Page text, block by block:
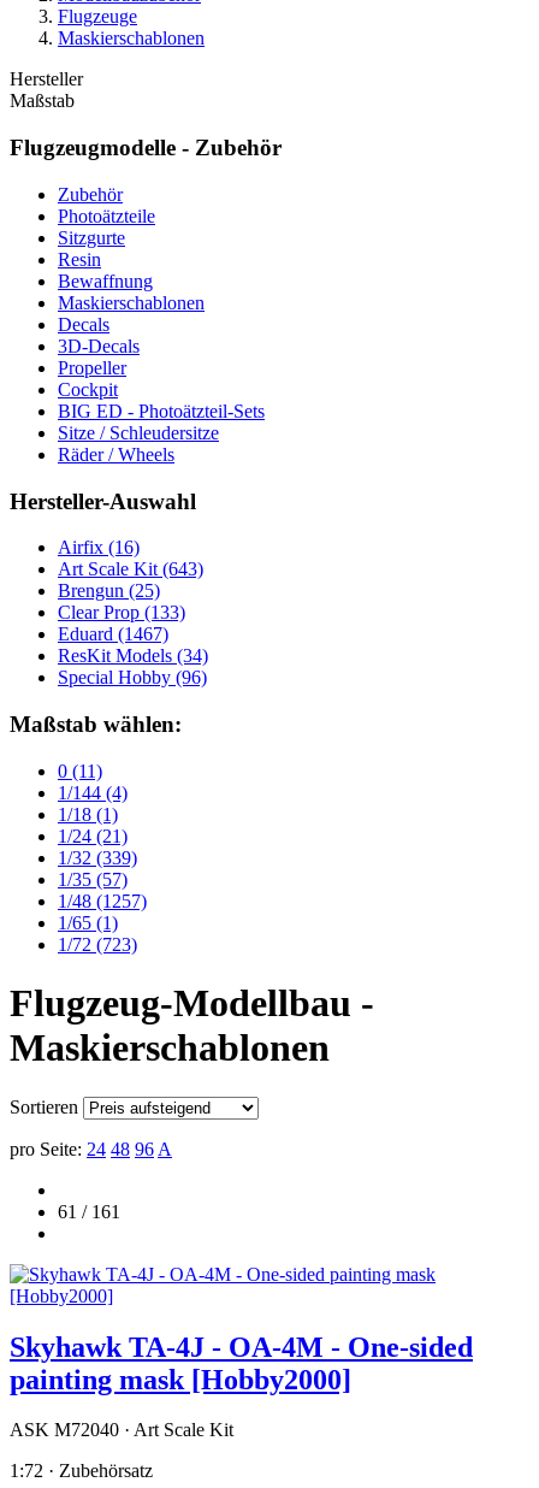
Flugzeuge
Maskierschablonen
Hersteller
Maßstab
Flugzeugmodelle - Zubehör
Zubehör
Photoätzteile
Sitzgurte
Resin
Bewaffnung
Maskierschablonen
Decals
3D-Decals
Propeller
Cockpit
BIG ED - Photoätzteil-Sets
Sitze / Schleudersitze
Räder / Wheels
Hersteller-Auswahl
Airfix (16)
Art Scale Kit (643)
Brengun (25)
Clear Prop (133)
Eduard (1467)
ResKit Models (34)
Special Hobby (96)
Maßstab wählen:
0 (11)
1/144 (4)
1/18 (1)
1/24 (21)
1/32 (339)
1/35 (57)
1/48 (1257)
1/65 (1)
1/72 (723)
Flugzeug-Modellbau -
Maskierschablonen
Sortieren
pro Seite: 24 48 96 A
61 / 161
Skyhawk TA-4J - OA-4M - One-sided
painting mask [Hobby2000]
ASK M72040 · Art Scale Kit
1:72 · Zubehörsatz